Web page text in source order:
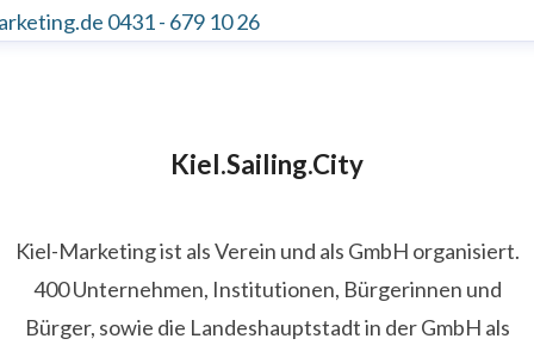
0431 - 679 10 26
Kiel.Sailing.City
Kiel-Marketing ist als Verein und als GmbH organisiert.
400 Unternehmen, Institutionen, Bürgerinnen und
Bürger, sowie die Landeshauptstadt in der GmbH als